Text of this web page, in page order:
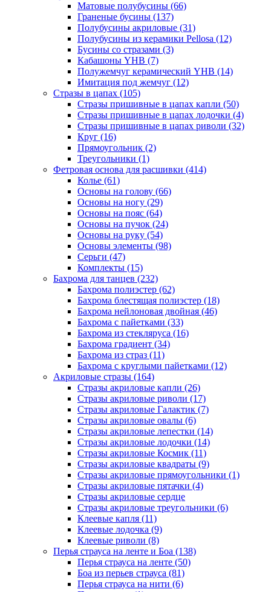
Матовые полубусины (66)
Граненые бусины (137)
Полубусины акриловые (31)
Полубусины из керамики Pellosa (12)
Бусины со стразами (3)
Кабашоны YHB (7)
Полужемчуг керамический YHB (14)
Имитация под жемчуг (12)
Стразы в цапах (105)
Стразы пришивные в цапах капли (50)
Стразы пришивные в цапах лодочки (4)
Стразы пришивные в цапах риволи (32)
Круг (16)
Прямоугольник (2)
Треугольники (1)
Фетровая основа для расшивки (414)
Колье (61)
Основы на голову (66)
Основы на ногу (29)
Основы на пояс (64)
Основы на пучок (24)
Основы на руку (54)
Основы элементы (98)
Серьги (47)
Комплекты (15)
Бахрома для танцев (232)
Бахрома полиэстер (62)
Бахрома блестящая полиэстер (18)
Бахрома нейлоновая двойная (46)
Бахрома с пайетками (33)
Бахрома из стекляруса (16)
Бахрома градиент (34)
Бахрома из страз (11)
Бахрома с круглыми пайетками (12)
Акриловые стразы (164)
Стразы акриловые капли (26)
Стразы акриловые риволи (17)
Стразы акриловые Галактик (7)
Стразы акриловые овалы (6)
Стразы акриловые лепестки (14)
Стразы акриловые лодочки (14)
Стразы акриловые Космик (11)
Стразы акриловые квадраты (9)
Стразы акриловые прямоугольники (1)
Стразы акриловые пятачки (4)
Стразы акриловые сердце
Стразы акриловые треугольники (6)
Клеевые капля (11)
Клеевые лодочка (9)
Клеевые риволи (8)
Перья страуса на ленте и Боа (138)
Перья страуса на ленте (50)
Боа из перьев страуса (81)
Перья страуса на нити (6)